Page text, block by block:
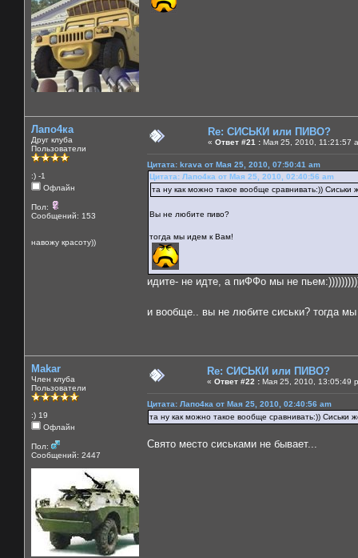
Лапо4ка
Друг клуба
Пользователи
:) -1
Офлайн
Пол:
Сообщений: 153
навожу красоту))
Re: СИСЬКИ или ПИВО?
« Ответ #21 : Мая 25, 2010, 11:21:57
Цитата: krava от Мая 25, 2010, 07:50:41 am
Цитата: Лапо4ка от Мая 25, 2010, 02:40:56 am
та ну как можно такое вообще сравнивать:)) Сиськи
Вы не любите пиво?
тогда мы идем к Вам!
идите- не идте, а пиФФо мы не
и вообще.. вы не любите сиськи? тогда
Makar
Член клуба
Пользователи
:) 19
Офлайн
Пол:
Сообщений: 2447
Re: СИСЬКИ или ПИВО?
« Ответ #22 : Мая 25, 2010, 13:05:49
Цитата: Лапо4ка от Мая 25, 2010, 02:40:56 am
та ну как можно такое вообще сравнивать:)) Сиськи
Свято место сиськами не бывает...